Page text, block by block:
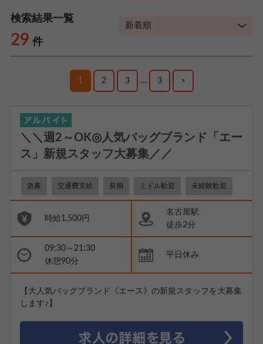
検索結果一覧
29 件
1 2 3 … 3 >
＼＼週2～OK◎人気バッグブランド「エー
ス」新規スタッフ大募集／／
急募 交通費支給 長期 ミドル歓迎 未経験歓迎
時給1,500円
名古屋駅
徒歩2分
09:30～21:30
休憩90分
平日休み
【大人気バッグブランド《エース》の新規スタッフを大募集
します♪】